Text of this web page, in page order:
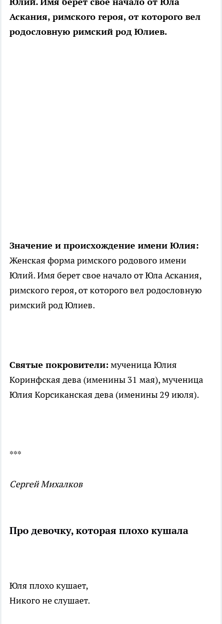
Аскания, римского героя, от которого вел
родословную римский род Юлиев.
Значение и происхождение имени Юлия:
Женская форма римского родового имени
Юлий. Имя берет свое начало от Юла Аскания,
римского героя, от которого вел родословную
римский род Юлиев.
Святые покровители: мученица Юлия
Коринфская дева (именины 31 мая), мученица
Юлия Корсиканская дева (именины 29 июля).
***
Сергей Михалков
Про девочку, которая плохо кушала
Юля плохо кушает,
Никого не слушает.